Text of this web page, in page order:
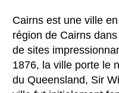
Cairns est une ville
région de Cairns
de sites
1876, la ville porte le
du Queensland, Sir